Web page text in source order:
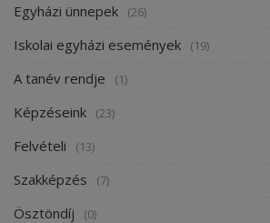
Egyházi ünnepek (26)
Iskolai egyházi események (19)
A tanév rendje (1)
Képzéseink (23)
Felvételi (13)
Szakképzés (7)
Ösztöndíj (0)